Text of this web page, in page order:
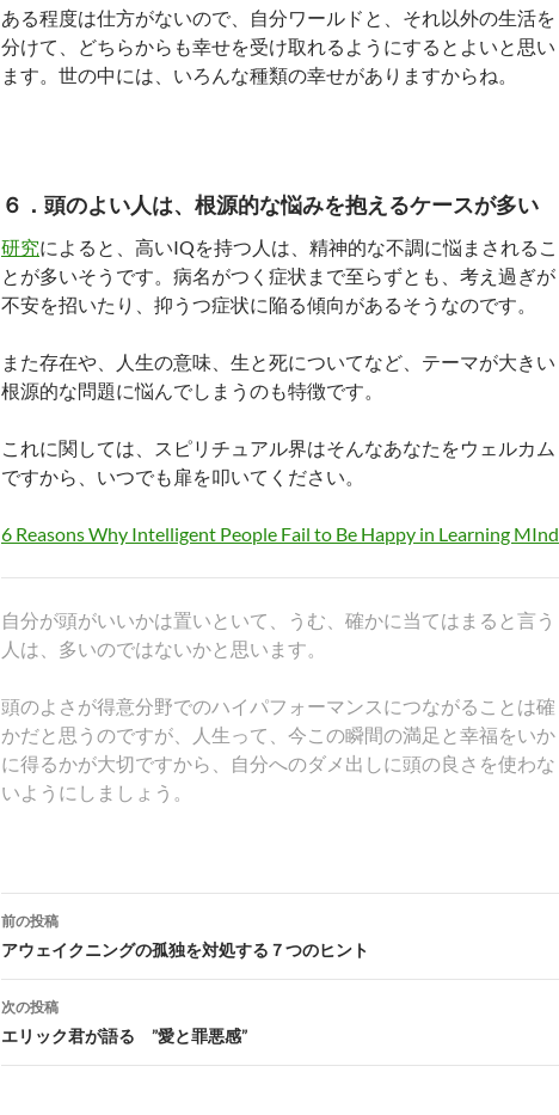
ある程度は仕方がないので、自分ワールドと、それ以外の生活を
分けて、どちらからも幸せを受け取れるようにするとよいと思い
ます。世の中には、いろんな種類の幸せがありますからね。
６．頭のよい人は、根源的な悩みを抱えるケースが多い
研究によると、高いIQを持つ人は、精神的な不調に悩まされるこ
とが多いそうです。病名がつく症状まで至らずとも、考え過ぎが
不安を招いたり、抑うつ症状に陥る傾向があるそうなのです。
また存在や、人生の意味、生と死についてなど、テーマが大きい
根源的な問題に悩んでしまうのも特徴です。
これに関しては、スピリチュアル界はそんなあなたをウェルカム
ですから、いつでも扉を叩いてください。
6 Reasons Why Intelligent People Fail to Be Happy in Learning MInd
自分が頭がいいかは置いといて、うむ、確かに当てはまると言う
人は、多いのではないかと思います。
頭のよさが得意分野でのハイパフォーマンスにつながることは確
かだと思うのですが、人生って、今この瞬間の満足と幸福をいか
に得るかが大切ですから、自分へのダメ出しに頭の良さを使わな
いようにしましょう。
投
稿
ナ
ビ
ゲ
前の投稿
アウェイクニングの孤独を対処する７つのヒント
次の投稿
エリック君が語る ”愛と罪悪感”